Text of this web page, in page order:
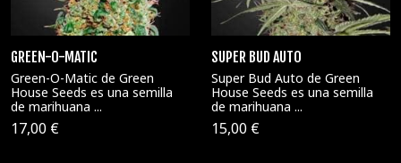
GREEN-O-MATIC
Green-O-Matic de Green
House Seeds es una semilla
de marihuana ...
17,00 €
SUPER BUD AUTO
Super Bud Auto de Green
House Seeds es una semilla
de marihuana ...
15,00 €